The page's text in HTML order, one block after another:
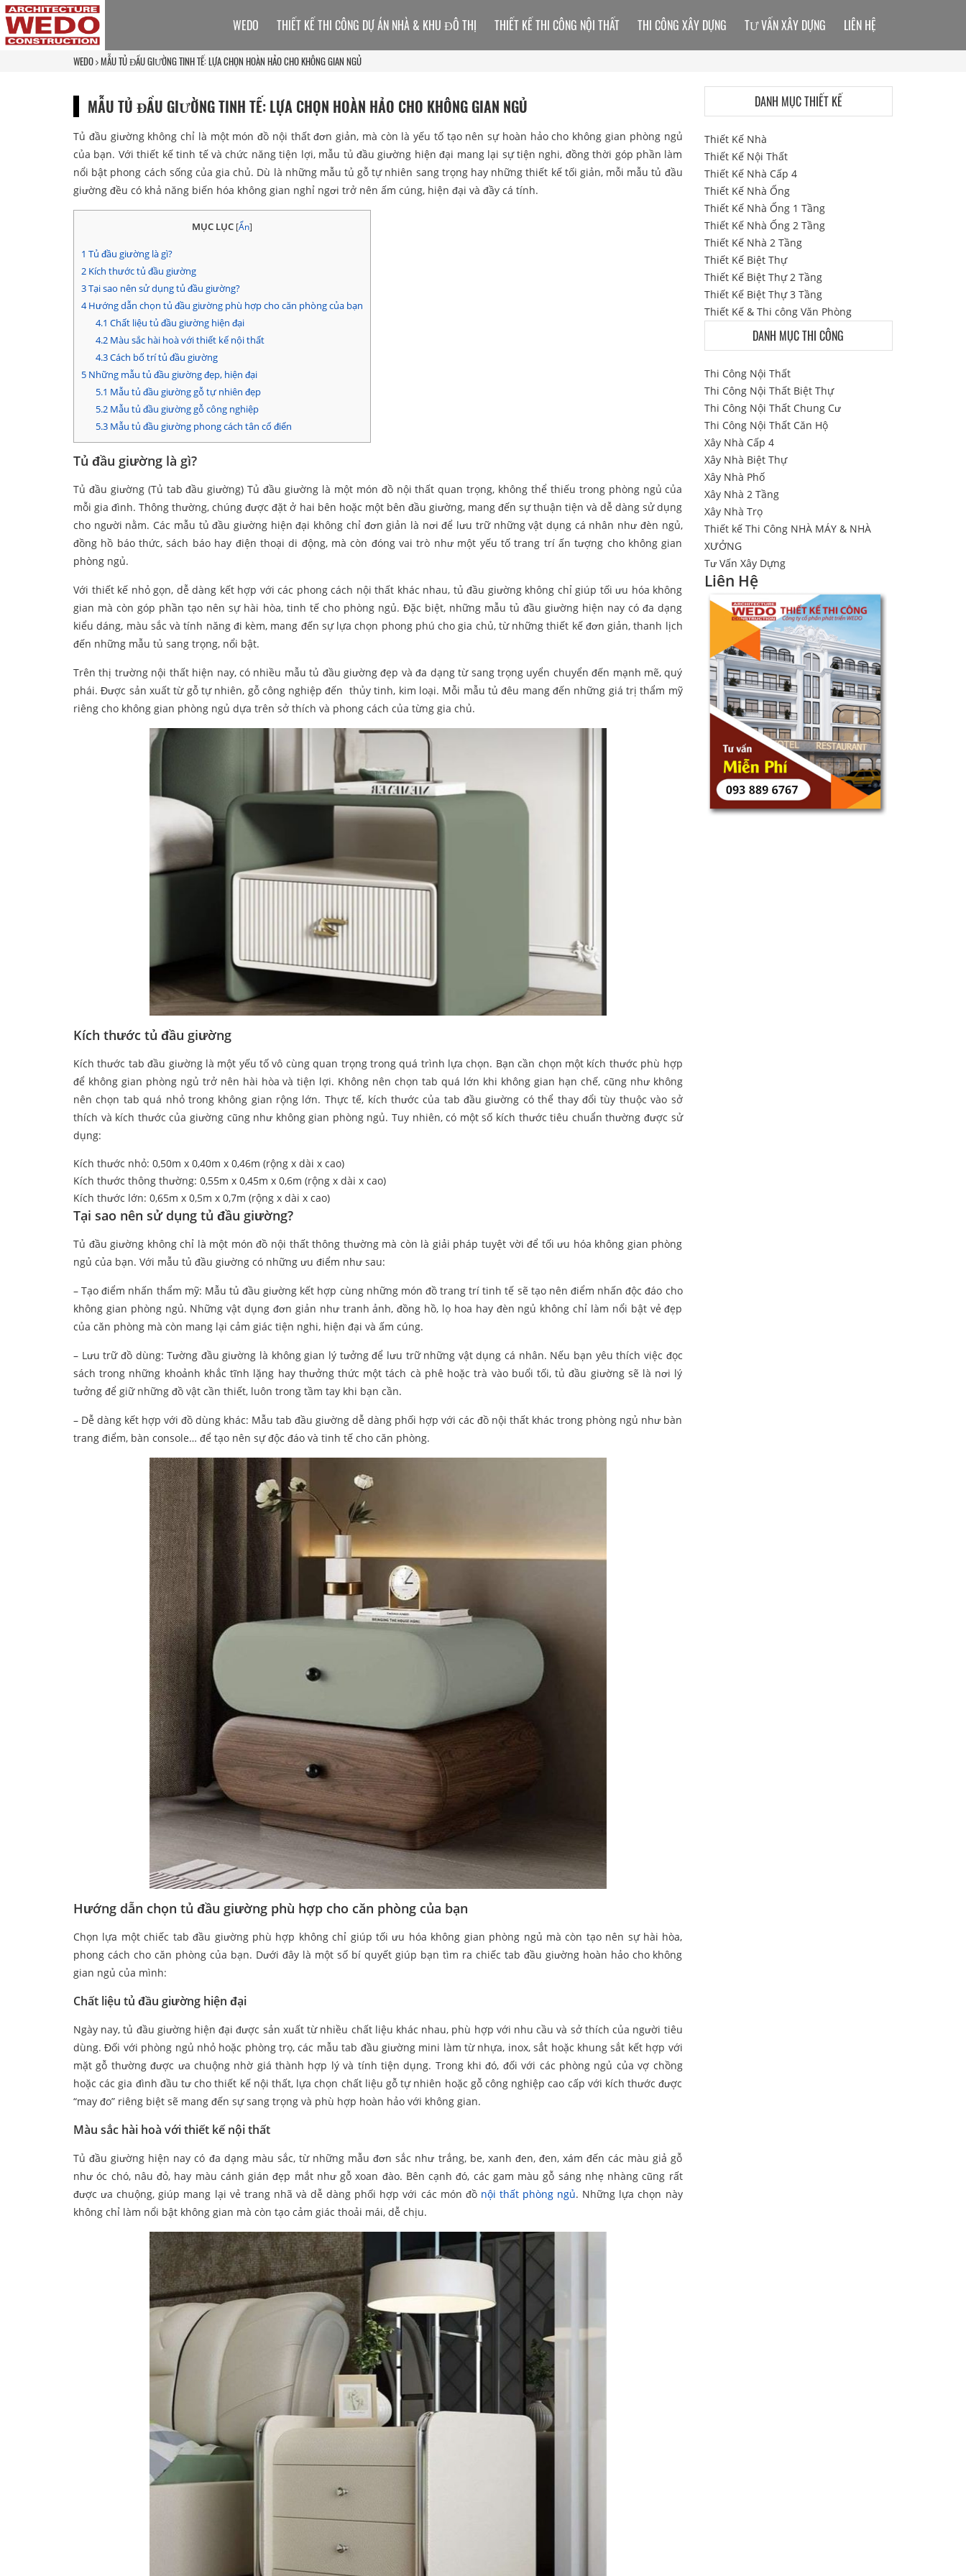
WEDO MẪU TỦ ĐẦU GIƯỜNG TINH TẾ: LỰA CHỌN HOÀN HẢO CHO KHÔNG GIAN NGỦ
MẪU TỦ ĐẦU GIƯỜNG TINH TẾ: LỰA CHỌN HOÀN HẢO CHO KHÔNG GIAN NGỦ
Tủ đầu giường không chỉ là một món đồ nội thất đơn giản, mà còn là yếu tố tạo nên sự hoàn hảo cho không gian phòng ngủ
của bạn. Với thiết kế tinh tế và chức năng tiện lợi, mẫu tủ đầu giường hiện đại mang lại sự tiện nghi, đồng thời góp phần làm
nổi bật phong cách sống của gia chủ. Dù là những mẫu tủ gỗ tự nhiên sang trọng hay những thiết kế tối giản, mỗi mẫu tủ đầu
giường đều có khả năng biến hóa không gian nghỉ ngơi trở nên ấm cúng, hiện đại và đầy cá tính.
MỤC LỤC [Ẩn]
1 Tủ đầu giường là gì?
2 Kích thước tủ đầu giường
3Tại sao nên sử dụng tủ đầu giường?
4Hướng dẫn chọn tủ đầu giường phù hợp cho căn phòng của bạn
4.1 Chất liệu tủ đầu giường hiện đại
4.2Màu sắc hài hoà với thiết kế nội thất
4.3Cách bố trí tủ đầu giường
5 Những mẫu tủ đầu giường đẹp, hiện đại
5.1 Mẫu tủ đầu giường gỗ tự nhiên đẹp
5.2Mẫu tủ đầu giường gỗ công nghiệp
5.3Mẫu tủ đầu giường phong cách tân cổ điển
Tủ đầu giường là gì?
Tủ đầu giường (Tủ tab đầu giường) Tủ đầu giường là một món đồ nội thất quan trọng, không thể thiếu trong phòng ngủ của
mỗi gia đình. Thông thường, chúng được đặt ở hai bên hoặc một bên đầu giường, mang đến sự thuận tiện và dễ dàng sử dụng
cho người nằm. Các mẫu tủ đầu giường hiện đại không chỉ đơn giản là nơi để lưu trữ những vật dụng cá nhân như đèn ngủ,
đồng hồ báo thức, sách báo hay điện thoại di động, mà còn đóng vai trò như một yếu tố trang trí ấn tượng cho không gian
phòng ngủ.
Với thiết kế nhỏ gọn, dễ dàng kết hợp với các phong cách nội thất khác nhau, tủ đầu giường không chỉ giúp tối ưu hóa không
gian mà còn góp phần tạo nên sự hài hòa, tinh tế cho phòng ngủ. Đặc biệt, những mẫu tủ đầu giường hiện nay có đa dạng
kiểu dáng, màu sắc và tính năng đi kèm, mang đến sự lựa chọn phong phú cho gia chủ, từ những thiết kế đơn giản, thanh lịch
đến những mẫu tủ sang trọng, nổi bật.
Trên thị trường nội thất hiện nay, có nhiều mẫu tủ đầu giường đẹp và đa dạng từ sang trọng uyển chuyển đến mạnh mẽ, quý
phái. Được sản xuất từ gỗ tự nhiên, gỗ công nghiệp đến thủy tinh, kim loại. Mỗi mẫu tủ đêu mang đến những giá trị thẩm mỹ
riêng cho không gian phòng ngủ dựa trên sở thích và phong cách của từng gia chủ.
Kích thước tủ đầu giường
Kích thước tab đầu giường là một yếu tố vô cùng quan trọng trong quá trình lựa chọn. Bạn cần chọn một kích thước phù hợp
để không gian phòng ngủ trở nên hài hòa và tiện lợi. Không nên chọn tab quá lớn khi không gian hạn chế, cũng như không
nên chọn tab quá nhỏ trong không gian rộng lớn. Thực tế, kích thước của tab đầu giường có thể thay đổi tùy thuộc vào sở
thích và kích thước của giường cũng như không gian phòng ngủ. Tuy nhiên, có một số kích thước tiêu chuẩn thường được sử
dụng:
Kích thước nhỏ: 0,50m x 0,40m x 0,46m (rộng x dài x cao)
Kích thước thông thường: 0,55m x 0,45m x 0,6m (rộng x dài x cao)
Kích thước lớn: 0,65m x 0,5m x 0,7m (rộng x dài x cao)
Tại sao nên sử dụng tủ đầu giường?
Tủ đầu giường không chỉ là một món đồ nội thất thông thường mà còn là giải pháp tuyệt vời để tối ưu hóa không gian phòng
ngủ của bạn. Với mẫu tủ đầu giường có những ưu điểm như sau:
– Tạo điểm nhấn thẩm mỹ: Mẫu tủ đầu giường kết hợp cùng những món đồ trang trí tinh tế sẽ tạo nên điểm nhấn độc đáo cho
không gian phòng ngủ. Những vật dụng đơn giản như tranh ảnh, đồng hồ, lọ hoa hay đèn ngủ không chỉ làm nổi bật vẻ đẹp
của căn phòng mà còn mang lại cảm giác tiện nghi, hiện đại và ấm cúng.
– Lưu trữ đồ dùng: Tường đầu giường là không gian lý tưởng để lưu trữ những vật dụng cá nhân. Nếu bạn yêu thích việc đọc
sách trong những khoảnh khắc tĩnh lặng hay thưởng thức một tách cà phê hoặc trà vào buổi tối, tủ đầu giường sẽ là nơi lý
tưởng để giữ những đồ vật cần thiết, luôn trong tầm tay khi bạn cần.
– Dễ dàng kết hợp với đồ dùng khác: Mẫu tab đầu giường dễ dàng phối hợp với các đồ nội thất khác trong phòng ngủ như bàn
trang điểm, bàn console… để tạo nên sự độc đáo và tinh tế cho căn phòng.
Hướng dẫn chọn tủ đầu giường phù hợp cho căn phòng của bạn
Chọn lựa một chiếc tab đầu giường phù hợp không chỉ giúp tối ưu hóa không gian phòng ngủ mà còn tạo nên sự hài hòa,
phong cách cho căn phòng của bạn. Dưới đây là một số bí quyết giúp bạn tìm ra chiếc tab đầu giường hoàn hảo cho không
gian ngủ của mình:
Chất liệu tủ đầu giường hiện đại
Ngày nay, tủ đầu giường hiện đại được sản xuất từ nhiều chất liệu khác nhau, phù hợp với nhu cầu và sở thích của người tiêu
dùng. Đối với phòng ngủ nhỏ hoặc phòng trọ, các mẫu tab đầu giường mini làm từ nhựa, inox, sắt hoặc khung sắt kết hợp với
mặt gỗ thường được ưa chuộng nhờ giá thành hợp lý và tính tiện dụng. Trong khi đó, đối với các phòng ngủ của vợ chồng
hoặc các gia đình đầu tư cho thiết kế nội thất, lựa chọn chất liệu gỗ tự nhiên hoặc gỗ công nghiệp cao cấp với kích thước được
“may đo” riêng biệt sẽ mang đến sự sang trọng và phù hợp hoàn hảo với không gian.
Màu sắc hài hoà với thiết kế nội thất
Tủ đầu giường hiện nay có đa dạng màu sắc, từ những mẫu đơn sắc như trắng, be, xanh đen, đen, xám đến các màu giả gỗ
như óc chó, nâu đỏ, hay màu cánh gián đẹp mắt như gỗ xoan đào. Bên cạnh đó, các gam màu gỗ sáng nhẹ nhàng cũng rất
được ưa chuộng, giúp mang lại vẻ trang nhã và dễ dàng phối hợp với các món đồ nội thất phòng ngủ. Những lựa chọn này
không chỉ làm nổi bật không gian mà còn tạo cảm giác thoải mái, dễ chịu.
WEDO THIẾT KẾ THI CÔNG DỰ ÁN NHÀ & KHU ĐÔ THỊ THIẾT KẾ THI CÔNG NỘI THẤT THI CÔNG XÂY DỰNG TƯ VẤN XÂY DỰNG LIÊN HỆ
DANH MỤC THIẾT KẾ
Thiết Kế Nhà
Thiết Kế Nội Thất
Thiết Kế Nhà Cấp 4
Thiết Kế Nhà Ống
Thiết Kế Nhà Ống 1 Tầng
Thiết Kế Nhà Ống 2 Tầng
Thiết Kế Nhà 2 Tầng
Thiết Kế Biệt Thự
Thiết Kế Biệt Thự 2 Tầng
Thiết Kế Biệt Thự 3 Tầng
Thiết Kế & Thi công Văn Phòng
DANH MỤC THI CÔNG
Thi Công Nội Thất
Thi Công Nội Thất Biệt Thự
Thi Công Nội Thất Chung Cư
Thi Công Nội Thất Căn Hộ
Xây Nhà Cấp 4
Xây Nhà Biệt Thự
Xây Nhà Phố
Xây Nhà 2 Tầng
Xây Nhà Trọ
Thiết kế Thi Công NHÀ MÁY & NHÀ
XƯỞNG
Tư Vấn Xây Dựng
Liên Hệ